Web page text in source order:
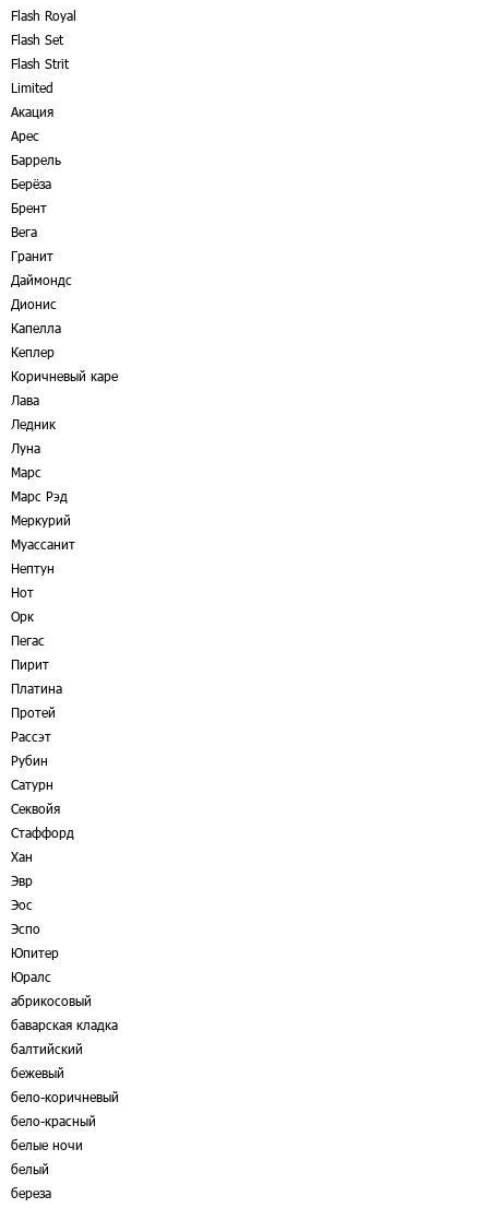
Flash Royal
Flash Set
Flash Strit
Limited
Акация
Арес
Баррель
Берёза
Брент
Вега
Гранит
Даймондс
Дионис
Капелла
Кеплер
Коричневый каре
Лава
Ледник
Луна
Марс
Марс Рэд
Меркурий
Муассанит
Нептун
Нот
Орк
Пегас
Пирит
Платина
Протей
Рассэт
Рубин
Сатурн
Секвойя
Стаффорд
Хан
Эвр
Эос
Эспо
Юпитер
Юралс
абрикосовый
баварская кладка
балтийский
бежевый
бело-коричневый
бело-красный
белые ночи
белый
береза